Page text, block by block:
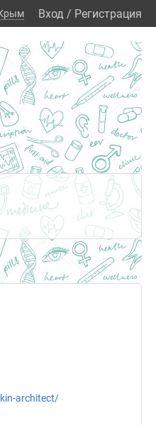
Вход / Регистрация
architect/